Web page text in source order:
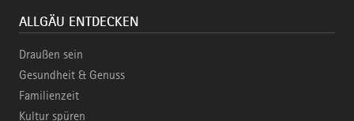
ALLGÄU ENTDECKEN
Draußen sein
Gesundheit & Genuss
Familienzeit
Kultur spüren